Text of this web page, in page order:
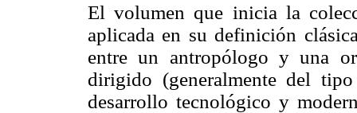
El volumen que inicia la
aplicada en su definición
entre un antropólogo y una
dirigido (generalmente del
desarrollo tecnológico y